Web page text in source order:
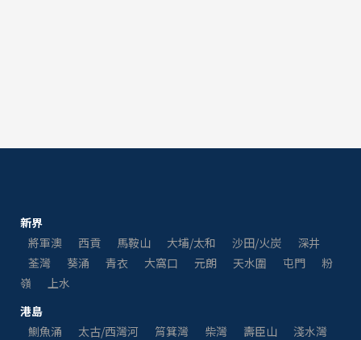
新界
將軍澳
西貢 馬鞍山 大埔/太和 沙田/火炭
深井
荃灣
葵涌 青衣 大窩口 元朗 天水圍 屯門
粉
嶺
上水
港島
鰂魚涌
太古/西灣河 筲箕灣 柴灣 壽臣山
淺水灣